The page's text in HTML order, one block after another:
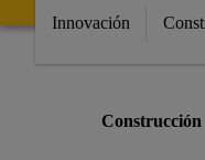
Innovación
Construcción